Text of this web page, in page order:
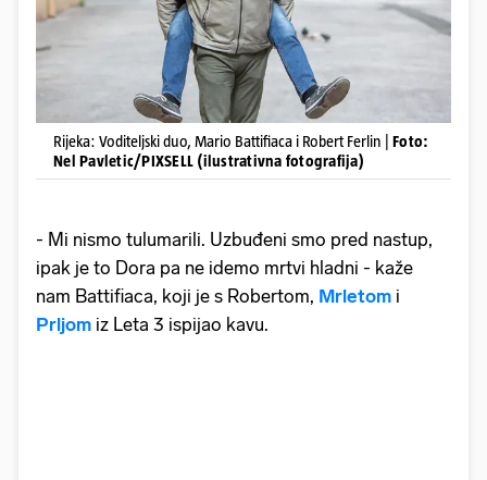
Rijeka: Voditeljski duo, Mario Battifiaca i Robert Ferlin | Foto:
Nel Pavletic/PIXSELL (ilustrativna fotografija)
- Mi nismo tulumarili. Uzbuđeni smo pred nastup,
ipak je to Dora pa ne idemo mrtvi hladni - kaže
nam Battifiaca, koji je s Robertom, Mrletom i
Prljom iz Leta 3 ispijao kavu.